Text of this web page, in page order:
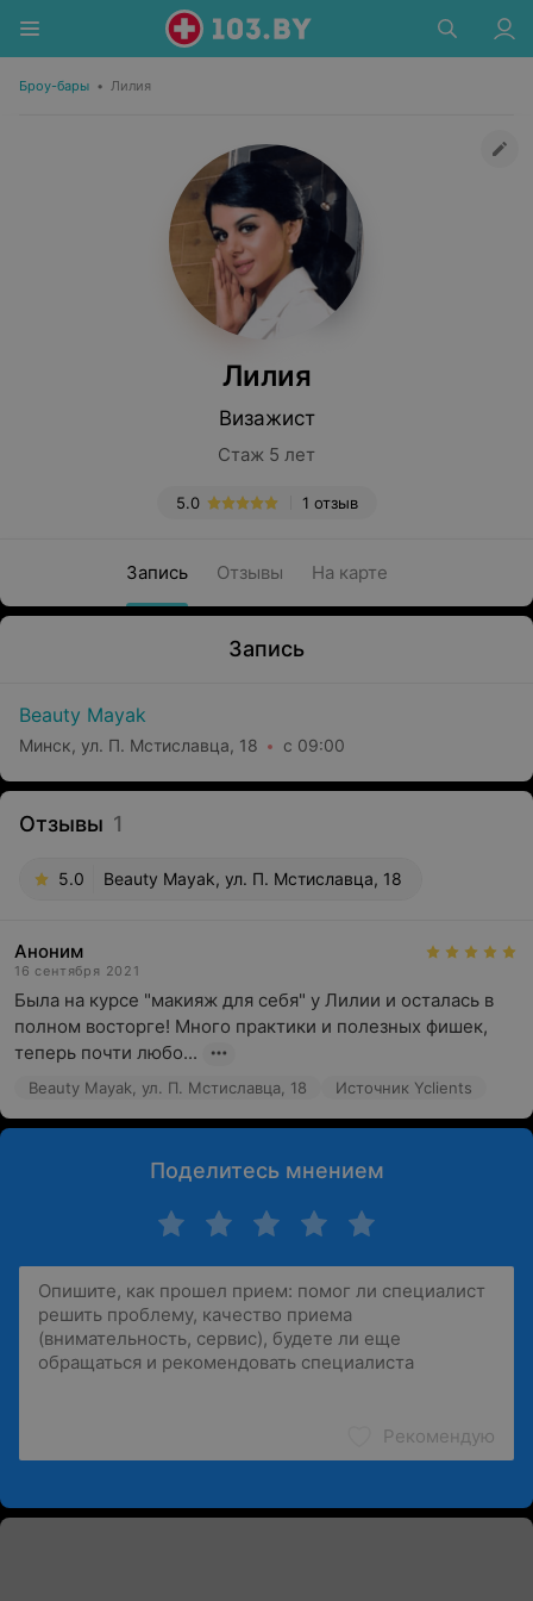
Броу-бары • Лилия
Лилия
Визажист
Стаж 5 лет
1 отзыв
5.0
Запись Отзывы На карте
Запись
Beauty Mayak
Минск, ул. П. Мстиславца, 18 с 09:00
Отзывы 1
5.0 Beauty Mayak, ул. П. Мстиславца, 18
Аноним
16 сентября 2021
Была на курсе "макияж для себя" у Лилии и осталась в
полном восторге! Много практики и полезных фишек,
теперь почти любо...
Beauty Mayak, ул. П. Мстиславца, 18 Источник Yclients
Поделитесь мнением
Рекомендую